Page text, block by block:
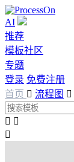
AI
推荐
模板社区
专题
登录 免费注册
首页  流程图 
 
